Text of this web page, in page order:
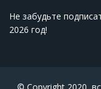
Не забудьте
2026 год!
© Copyright 2020,